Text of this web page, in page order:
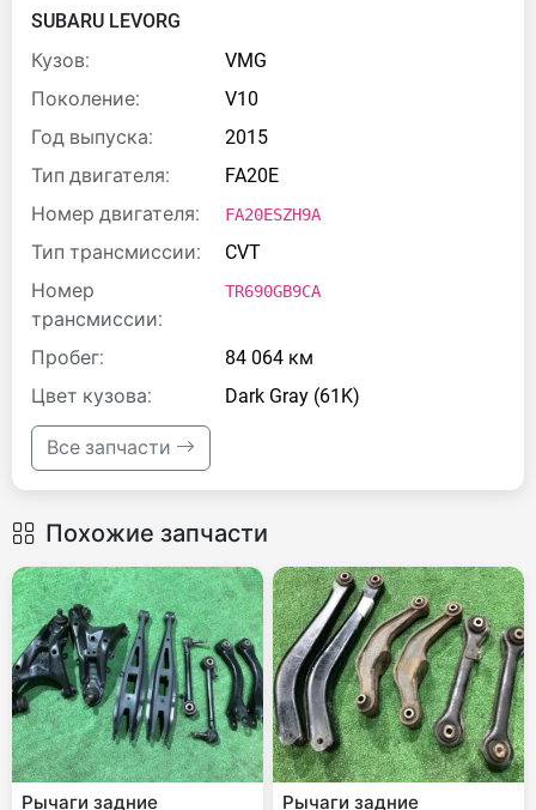
SUBARU LEVORG
Кузов:
VMG
Поколение:
V10
Год выпуска:
2015
Тип двигателя:
FA20E
Номер двигателя:
FA20ESZH9A
Тип трансмиссии:
CVT
Номер
трансмиссии:
TR690GB9CA
Пробег:
84 064 км
Цвет кузова:
Dark Gray (61K)
Все запчасти
Похожие запчасти
Рычаги задние Рычаги задние